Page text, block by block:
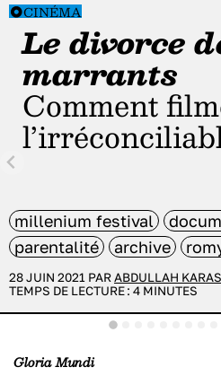
CINÉMA
Le divorce
marrants
Comment filmer
millenium festival
parentalité
archive
28 JUIN 2021 PARABDULLAH
TEMPS DE LECTURE : 4 MINUTES
Gloria Mundi